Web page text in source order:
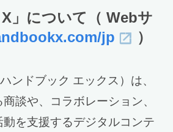
X」について（ Webサ
jp ）
ンドブック エックス）は、
談や、コラボレーション、
を支援するデジタルコンテ